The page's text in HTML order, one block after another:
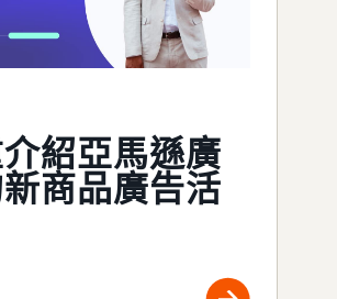
介紹亞馬遜廣
商品廣告活